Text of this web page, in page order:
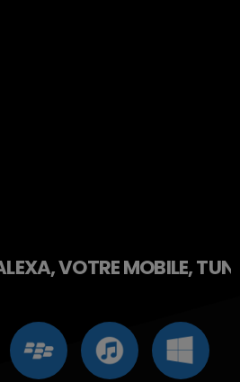
VOTRE MOBILE,